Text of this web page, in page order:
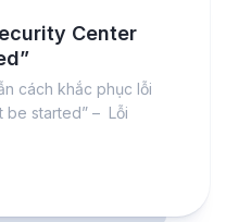
Center
cách khắc phục lỗi
be started” – Lỗi